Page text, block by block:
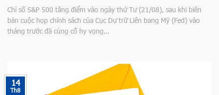
Chỉ số S&P 500 tăng điểm vào ngày thứ Tư (21/08), sau khi biên
bản cuộc họp chính sách của Cục Dự trữ Liên bang Mỹ (Fed) vào
tháng trước đã củng cố hy vọng...
14
Th8